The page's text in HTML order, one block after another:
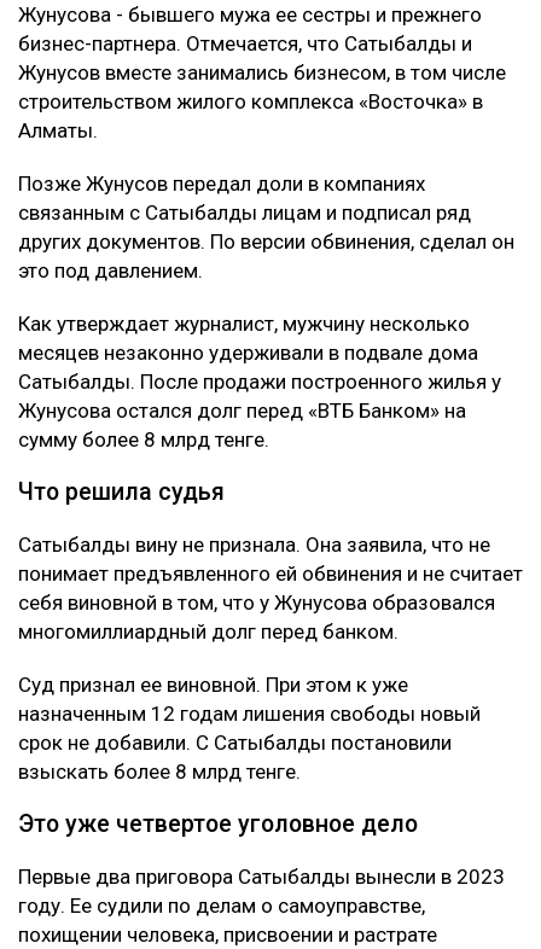
Жунусова - бывшего мужа ее сестры и прежнего
бизнес-партнера. Отмечается, что Сатыбалды и
Жунусов вместе занимались бизнесом, в том числе
строительством жилого комплекса «Восточка» в
Алматы.
Позже Жунусов передал доли в компаниях
связанным с Сатыбалды лицам и подписал ряд
других документов. По версии обвинения, сделал он
это под давлением.
Как утверждает журналист, мужчину несколько
месяцев незаконно удерживали в подвале дома
Сатыбалды. После продажи построенного жилья у
Жунусова остался долг перед «ВТБ Банком» на
сумму более 8 млрд тенге.
Что решила судья
Сатыбалды вину не признала. Она заявила, что не
понимает предъявленного ей обвинения и не считает
себя виновной в том, что у Жунусова образовался
многомиллиардный долг перед банком.
Суд признал ее виновной. При этом к уже
назначенным 12 годам лишения свободы новый
срок не добавили. С Сатыбалды постановили
взыскать более 8 млрд тенге.
Это уже четвертое уголовное дело
Первые два приговора Сатыбалды вынесли в 2023
году. Ее судили по делам о самоуправстве,
похищении человека, присвоении и растрате